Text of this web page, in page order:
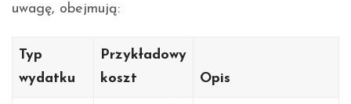
uwagę, obejmują:
Typ
wydatku
Przykładowy
koszt
Opis